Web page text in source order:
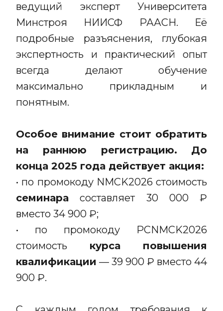
ведущий эксперт Университета
Минстроя НИИСФ РААСН. Её
подробные разъяснения, глубокая
экспертность и практический опыт
всегда делают обучение
максимально прикладным и
понятным.
Особое внимание стоит обратить
на раннюю регистрацию.
До
конца 2025 года действует акция:
• по промокоду NMCK2026 стоимость
семинара составляет 30 000 ₽
вместо 34 900 ₽;
• по промокоду PCNMCK2026
стоимость курса повышения
квалификации — 39 900 ₽ вместо 44
900 ₽.